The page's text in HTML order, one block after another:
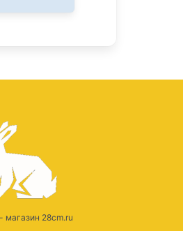
магазин 28cm.ru